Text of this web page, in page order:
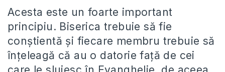
Acesta este un foarte important
principiu. Biserica trebuie să fie
conştientă şi fiecare membru trebuie să
înţeleagă că au o datorie faţă de cei